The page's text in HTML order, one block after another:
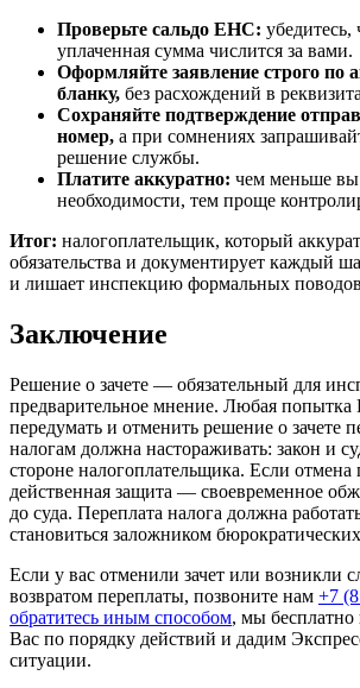
Проверьте сальдо ЕНС:
уплаченная сумма числится за вами.
Оформляйте заявление строго по
бланку, без расхождений в
Сохраняйте подтверждение
номер, а при сомнениях
решение службы.
Платите аккуратно: чем меньше вы
необходимости, тем проще
Итог: налогоплательщик, который
обязательства и документирует каждый
и лишает инспекцию формальных
Заключение
Решение о зачете — обязательный для
предварительное мнение. Любая
передумать и отменить решение о зачете
налогам должна настораживать: закон и
стороне налогоплательщика. Если отмена
действенная защита — своевременное
до суда. Переплата налога должна
становиться заложником
Если у вас отменили зачет или возникли
возвратом переплаты, позвоните нам +7
обратитесь иным способом, мы бесплатно
Вас по порядку действий и дадим
ситуации.